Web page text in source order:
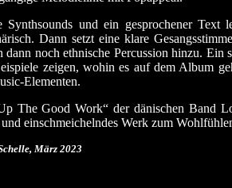
Synthsounds und ein gesprochener
Dann setzt eine klare
dann noch ethnische Percussion hinzu. Ein
zeigen, wohin es auf dem Album
Elementen.
The Good Work“ der dänischen Band
einschmeichelndes Werk zum
März 2023